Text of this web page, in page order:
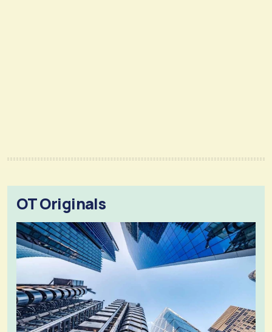
OT Originals